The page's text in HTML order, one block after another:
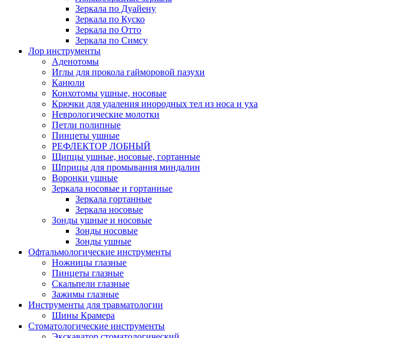
Зеркала по Дуайену
Зеркала по Куско
Зеркала по Отто
Зеркала по Симсу
Лор инструменты
Аденотомы
Иглы для прокола гайморовой пазухи
Канюли
Конхотомы ушные, носовые
Крючки для удаления инородных тел из носа и уха
Неврологические молотки
Петли полипные
Пинцеты ушные
РЕФЛЕКТОР ЛОБНЫЙ
Щипцы ушные, носовые, гортанные
Шприцы для промывания миндалин
Воронки ушные
Зеркала носовые и гортанные
Зеркала гортанные
Зеркала носовые
Зонды ушные и носовые
Зонды носовые
Зонды ушные
Офтальмологические инструменты
Ножницы глазные
Пинцеты глазные
Скальпели глазные
Зажимы глазные
Инструменты для травматологии
Шины Крамера
Стоматологические инструменты